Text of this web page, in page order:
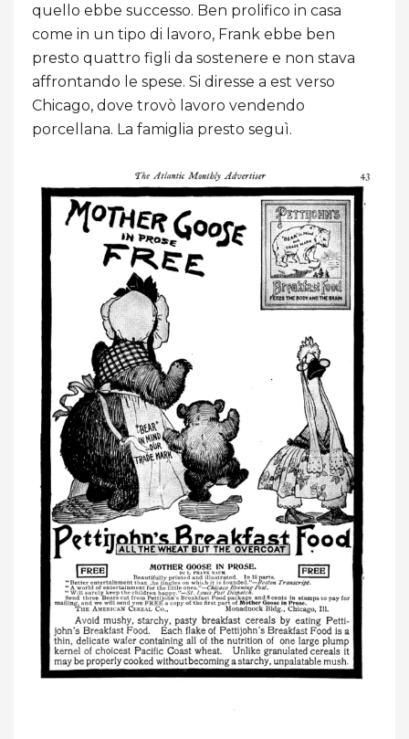
quello ebbe successo. Ben prolifico in casa
come in un tipo di lavoro, Frank ebbe ben
presto quattro figli da sostenere e non stava
affrontando le spese. Si diresse a est verso
Chicago, dove trovò lavoro vendendo
porcellana. La famiglia presto seguì.